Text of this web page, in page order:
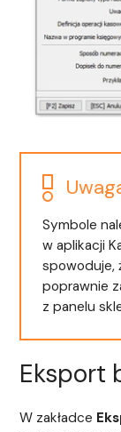
Symbole
w aplikacji
spowoduje,
poprawnie
z panelu
Eksport
W zakładce